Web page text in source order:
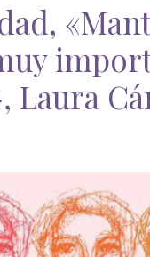
Laura